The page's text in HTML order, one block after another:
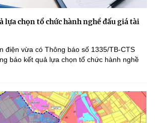
lựa chọn tổ chức hành nghề đấu giá tài
điện vừa có Thông báo số 1335/TB-CTS
báo kết quả lựa chọn tổ chức hành nghề